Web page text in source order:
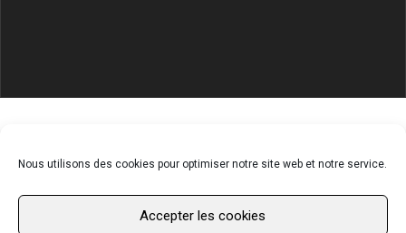
Nous utilisons des cookies pour optimiser notre site web et notre service.
Accepter les cookies